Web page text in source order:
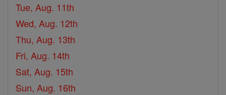
Tue, Aug. 11th
Wed, Aug. 12th
Thu, Aug. 13th
Fri, Aug. 14th
Sat, Aug. 15th
Sun, Aug. 16th